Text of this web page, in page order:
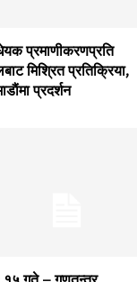
प्रमाणीकरणप्रति
मिश्रित प्रतिक्रिया,
प्रदर्शन